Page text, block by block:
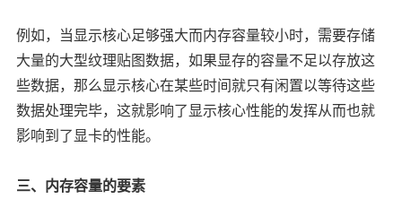
例如，当显示核心足够强大而内存容量较小时，需要存储
大量的大型纹理贴图数据，如果显存的容量不足以存放这
些数据，那么显示核心在某些时间就只有闲置以等待这些
数据处理完毕，这就影响了显示核心性能的发挥从而也就
影响到了显卡的性能。
三、内存容量的要素